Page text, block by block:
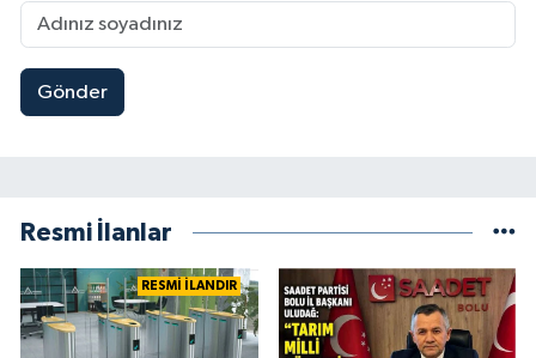
Gönder
Resmi İlanlar
RESMİ İLANDIR